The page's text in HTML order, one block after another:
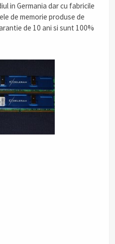
in Germania dar cu fabricile
de memorie produse de
de 10 ani si sunt 100%